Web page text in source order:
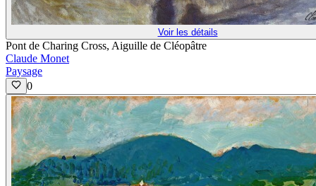
Voir les détails
Pont de Charing Cross, Aiguille de Cléopâtre
Claude Monet
Paysage
0